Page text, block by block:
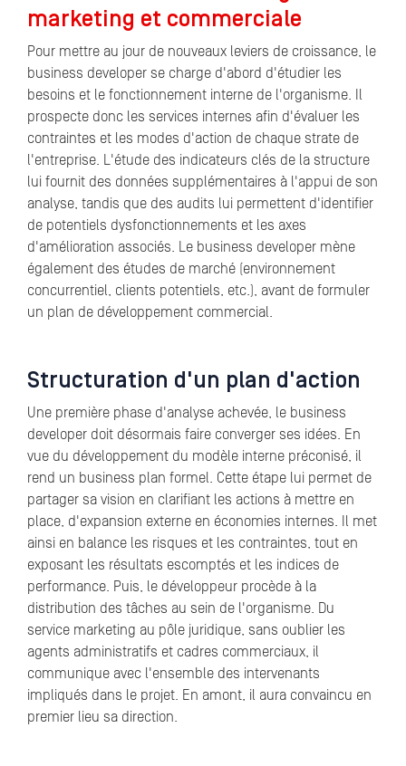
marketing et commerciale
Pour mettre au jour de nouveaux leviers de croissance, le
business developer se charge d'abord d'étudier les
besoins et le fonctionnement interne de l'organisme. Il
prospecte donc les services internes afin d'évaluer les
contraintes et les modes d'action de chaque strate de
l'entreprise. L'étude des indicateurs clés de la structure
lui fournit des données supplémentaires à l'appui de son
analyse, tandis que des audits lui permettent d'identifier
de potentiels dysfonctionnements et les axes
d'amélioration associés. Le business developer mène
également des études de marché (environnement
concurrentiel, clients potentiels, etc.), avant de formuler
un plan de développement commercial.
Structuration d'un plan d'action
Une première phase d'analyse achevée, le business
developer doit désormais faire converger ses idées. En
vue du développement du modèle interne préconisé, il
rend un business plan formel. Cette étape lui permet de
partager sa vision en clarifiant les actions à mettre en
place, d'expansion externe en économies internes. Il met
ainsi en balance les risques et les contraintes, tout en
exposant les résultats escomptés et les indices de
performance. Puis, le développeur procède à la
distribution des tâches au sein de l'organisme. Du
service marketing au pôle juridique, sans oublier les
agents administratifs et cadres commerciaux, il
communique avec l'ensemble des intervenants
impliqués dans le projet. En amont, il aura convaincu en
premier lieu sa direction.